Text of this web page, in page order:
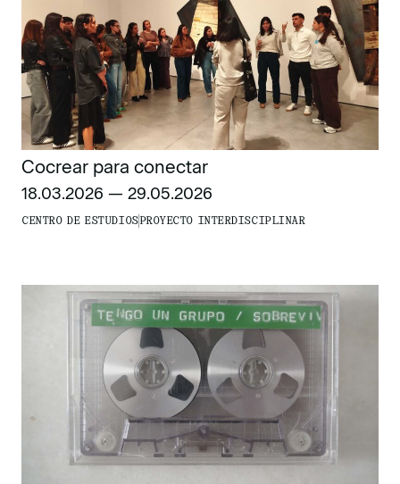
Cocrear para conectar
18.03.2026 — 29.05.2026
CENTRO DE ESTUDIOS PROYECTO INTERDISCIPLINAR